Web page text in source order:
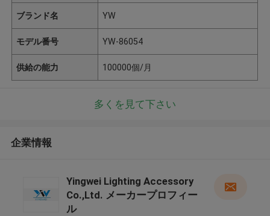
ブランド名 YW
モデル番号 YW-86054
供給の能力 100000個/月
多くを見て下さい
企業情報
Yingwei Lighting Accessory
Co.,Ltd. メーカープロフィー
ル